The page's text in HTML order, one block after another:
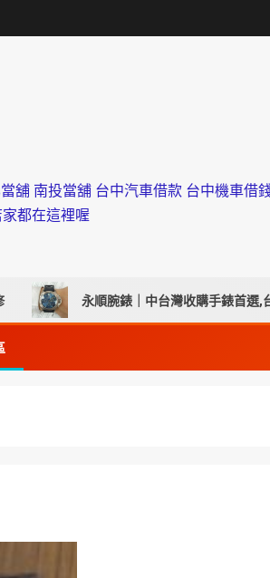
南投當舖 台中汽車借款 台中機車借
都在這裡喔
｜中台灣收購手錶首選,台中・彰化・南投・